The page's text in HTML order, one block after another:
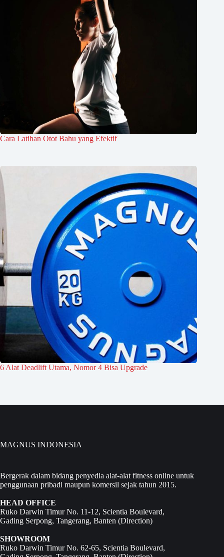
Cara Latihan Otot Bahu yang Efektif
6 Alat Deadlift Utama, Nomor 4 Bisa Upgrade
MAGNUS INDONESIA
Bergerak dalam bidang penyedia alat-alat fitness online untuk
penggunaan pribadi maupun komersil sejak tahun 2015.
HEAD OFFICE
Ruko Darwin Timur No. 11-12, Scientia Boulevard,
Gading Serpong, Tangerang, Banten (Direction)
SHOWROOM
Ruko Darwin Timur No. 62-65, Scientia Boulevard,